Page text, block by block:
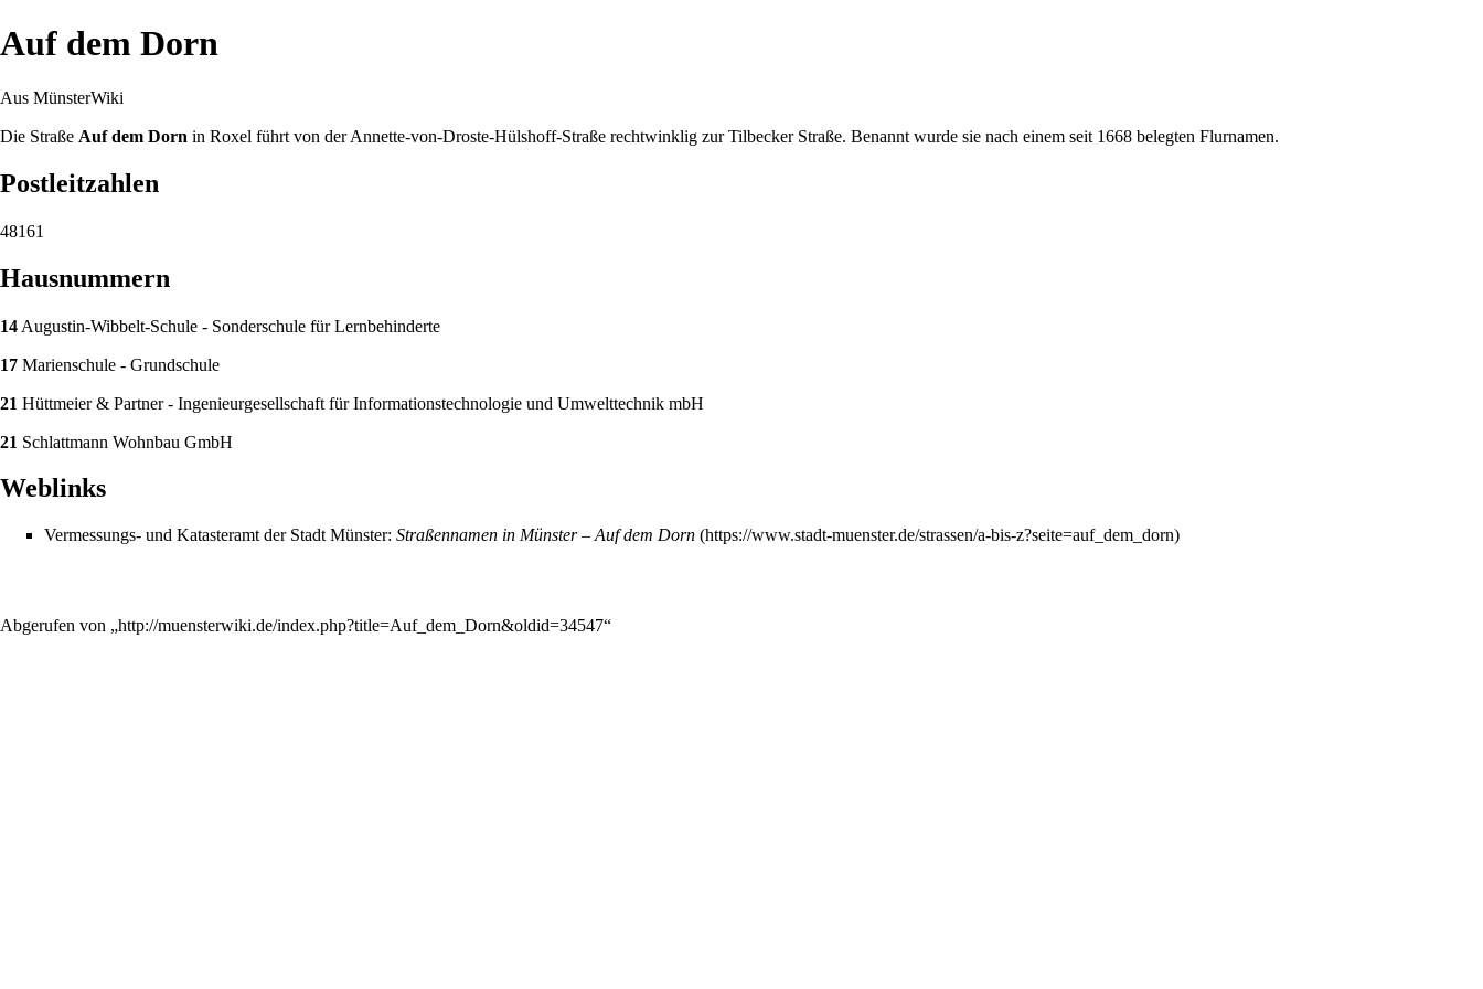
Auf dem Dorn
Aus MünsterWiki
Die Straße Auf dem Dorn in Roxel führt von derAnnette-von-Droste-Hülshoff-Straße rechtwinklig zurTilbecker Straße. Benannt wurde sie nach einem seit 1668 belegten Flurnamen.
Postleitzahlen
48161
Hausnummern
14 Augustin-Wibbelt-Schule - Sonderschule für Lernbehinderte
17 Marienschule - Grundschule
21 Hüttmeier & Partner - Ingenieurgesellschaft für Informationstechnologie und Umwelttechnik mbH
21 Schlattmann Wohnbau GmbH
Weblinks
Vermessungs- und Katasteramt der Stadt Münster: Straßennamen in Münster – Auf dem Dorn
Abgerufen von „http://muensterwiki.de/index.php?title=Auf_dem_Dorn&oldid=34547“